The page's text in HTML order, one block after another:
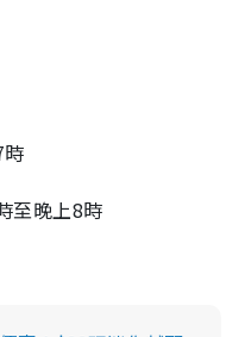
時
至晚上8時